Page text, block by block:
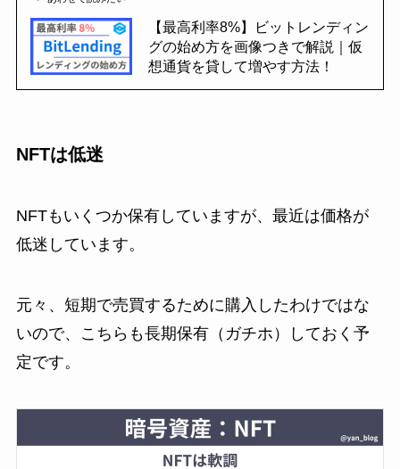
【最高利率8%】ビットレンディン
グの始め方を画像つきで解説｜仮
想通貨を貸して増やす方法！
NFTは低迷
NFTもいくつか保有していますが、最近は価格が
低迷しています。
元々、短期で売買するために購入したわけではな
いので、こちらも長期保有（ガチホ）しておく予
定です。